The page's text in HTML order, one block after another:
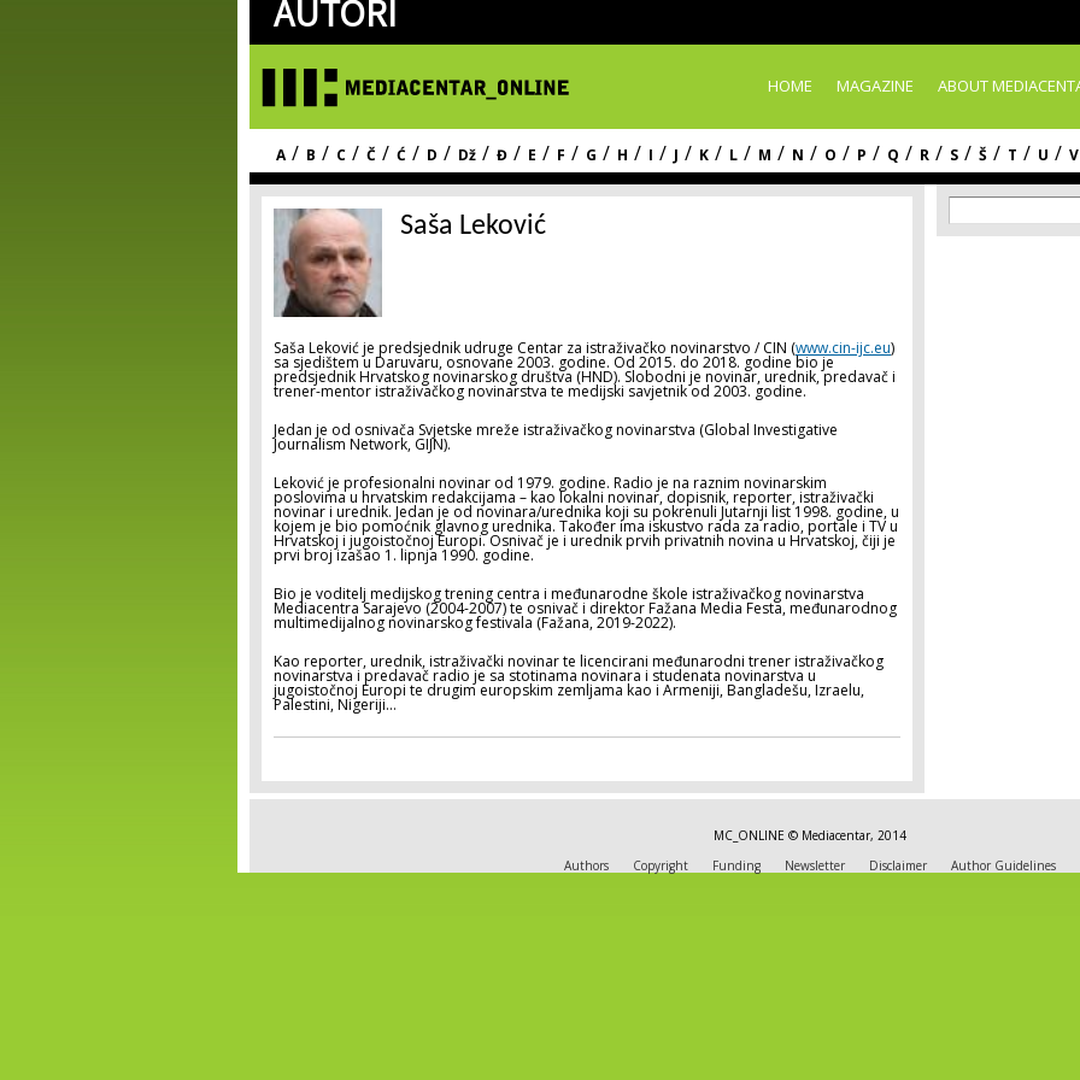
content
AUTORI
HOME MAGAZINE ABOUT
A / B / C / Č / Ć / D / Dž / Đ / E / F / G / H / I / J / K / L / M / N / O / P / Q / R / S / Š / T / U / V
Saša Leković
Saša Leković je predsjednik udruge Centar za istraživačko novinarstvo / CIN (www.cin-ijc.eu)
sa sjedištem u Daruvaru, osnovane 2003. godine. Od 2015. do 2018. godine bio je
predsjednik Hrvatskog novinarskog društva (HND). Slobodni je novinar, urednik, predavač i
trener-mentor istraživačkog novinarstva te medijski savjetnik od 2003. godine.
Jedan je od osnivača Svjetske mreže istraživačkog novinarstva (Global Investigative
Journalism Network, GIJN).
Leković je profesionalni novinar od 1979. godine. Radio je na raznim novinarskim
poslovima u hrvatskim redakcijama – kao lokalni novinar, dopisnik, reporter, istraživački
novinar i urednik. Jedan je od novinara/urednika koji su pokrenuli Jutarnji list 1998. godine, u
kojem je bio pomoćnik glavnog urednika. Također ima iskustvo rada za radio, portale i TV u
Hrvatskoj i jugoistočnoj Europi. Osnivač je i urednik prvih privatnih novina u Hrvatskoj, čiji je
prvi broj izašao 1. lipnja 1990. godine.
Bio je voditelj medijskog trening centra i međunarodne škole istraživačkog novinarstva
Mediacentra Sarajevo (2004-2007) te osnivač i direktor Fažana Media Festa, međunarodnog
multimedijalnog novinarskog festivala (Fažana, 2019-2022).
Kao reporter, urednik, istraživački novinar te licencirani međunarodni trener istraživačkog
novinarstva i predavač radio je sa stotinama novinara i studenata novinarstva u
jugoistočnoj Europi te drugim europskim zemljama kao i Armeniji, Bangladešu, Izraelu,
Palestini, Nigeriji…
Search
Search
MC_ONLINE © Mediacentar, 2014
Authors
Copyright Funding Newsletter Disclaimer Author Guidelines